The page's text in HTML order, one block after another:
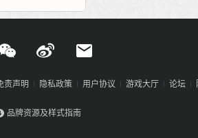
责声明 隐私政策 用户协议 游戏大厅 论坛
品牌资源及样式指南